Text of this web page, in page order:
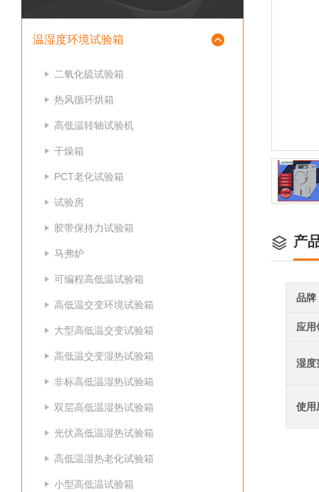
温湿度环境试验箱
二氧化硫试验箱
热风循环烘箱
高低温转轴试验机
干燥箱
PCT老化试验箱
试验房
胶带保持力试验箱
马弗炉
可编程高低温试验箱
高低温交变环境试验箱
大型高低温交变试验箱
高低温交变湿热试验箱
非标高低温湿热试验箱
双层高低温湿热试验箱
光伏高低温湿热试验箱
高低温湿热老化试验箱
小型高低温试验箱
产
品牌
应用
湿度
使用